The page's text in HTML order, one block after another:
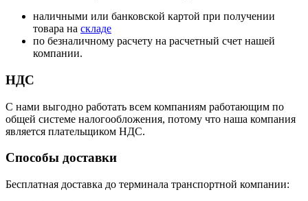
наличными или банковской картой при получении
товара на складе
по безналичному расчету на расчетный счет нашей
компании.
НДС
С нами выгодно работать всем компаниям работающим по
общей системе налогообложения, потому что наша компания
является плательщиком НДС.
Способы доставки
Бесплатная доставка до терминала транспортной компании: